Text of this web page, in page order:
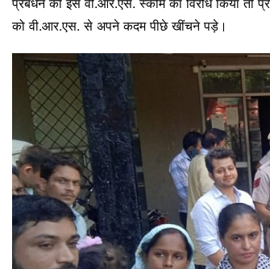
को वी.आर.एस. से अपने कदम पीछे खींचने पड़े।